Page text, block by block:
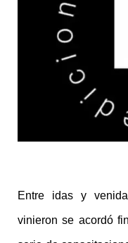
Entre idas y
vinieron se acordó